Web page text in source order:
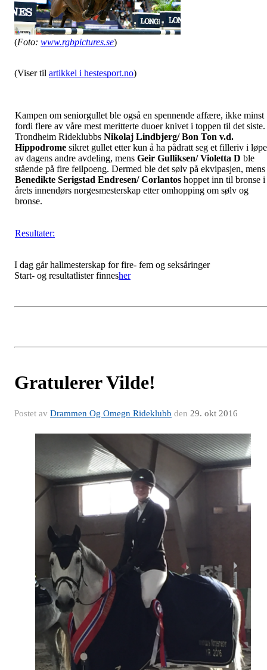
(Foto: www.rgbpictures.se)
(Viser til artikkel i hestesport.no)
Kampen om seniorgullet ble også en spennende affære, ikke minst
fordi flere av våre mest meritterte duoer knivet i toppen til det siste.
Trondheim Rideklubbs Nikolaj Lindbjerg/ Bon Ton v.d.
Hippodrome sikret gullet etter kun å ha pådratt seg et filleriv i
av dagens andre avdeling, mens Geir Gulliksen/ Violetta D ble
stående på fire feilpoeng. Dermed ble det sølv på ekvipasjen, mens
Benedikte Serigstad Endresen/ Corlantos hoppet inn til bronse i
årets innendørs norgesmesterskap etter omhopping om sølv og
bronse.
Resultater:
I dag går hallmesterskap for fire- fem og seksåringer
Start- og resultatlister finnesher
Gratulerer Vilde!
Postet av Drammen Og Omegn Rideklubb den 29. okt 2016